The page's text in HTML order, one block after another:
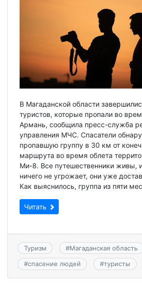
В Магаданской области
туристов, которые пропали во
Армань, сообщила пресс-служба
управления МЧС. Спасатели
пропавшую группу в 30 км от
маршрута во время облета
Ми-8. Все путешественники живы,
ничего не угрожает, они уже
Как выяснилось, группа из пяти
Читать
Туризм #Магаданская область
#спасение людей #туристы